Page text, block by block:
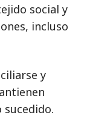
social y
incluso
y